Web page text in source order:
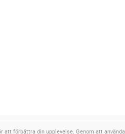
förbättra din upplevelse. Genom att